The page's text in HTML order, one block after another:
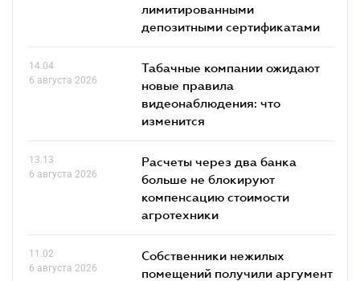
лимитированными
депозитными сертификатами
14.04
6 августа 2026
Табачные компании ожидают
новые правила
видеонаблюдения: что
изменится
13.13
6 августа 2026
Расчеты через два банка
больше не блокируют
компенсацию стоимости
агротехники
11.02
6 августа 2026
Собственники нежилых
помещений получили аргумент